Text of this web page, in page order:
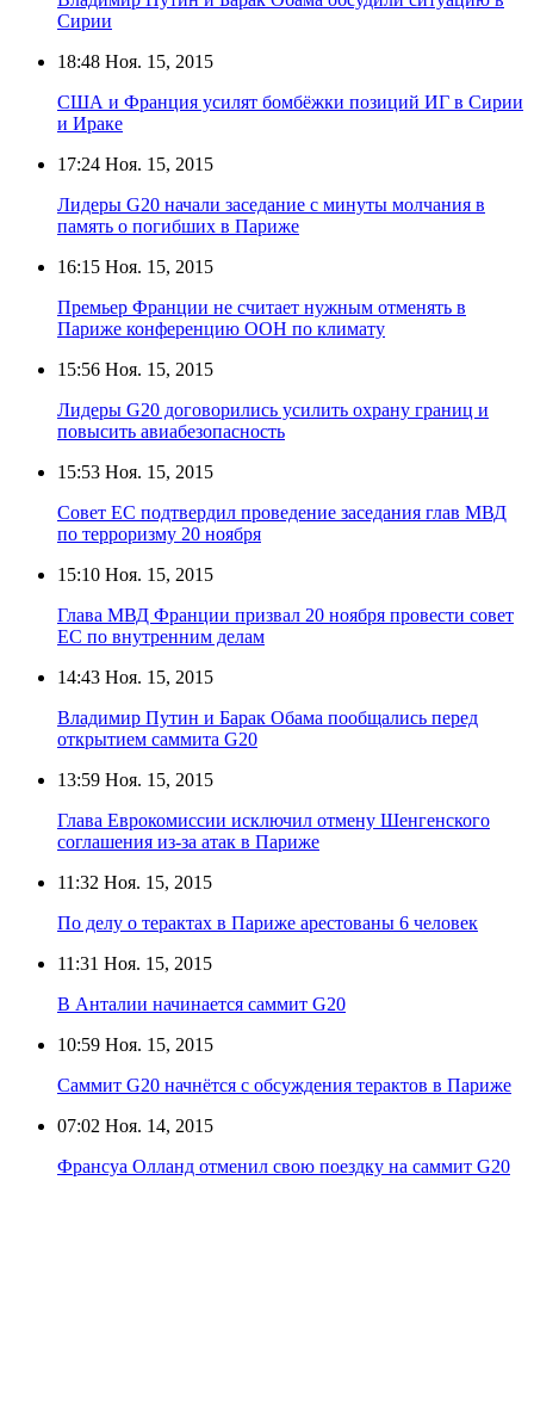
Сирии
18:48 Ноя. 15, 2015
США и Франция усилят бомбёжки позиций ИГ в Сирии
и Ираке
17:24 Ноя. 15, 2015
Лидеры G20 начали заседание с минуты молчания в
память о погибших в Париже
16:15 Ноя. 15, 2015
Премьер Франции не считает нужным отменять в
Париже конференцию ООН по климату
15:56 Ноя. 15, 2015
Лидеры G20 договорились усилить охрану границ и
повысить авиабезопасность
15:53 Ноя. 15, 2015
Совет ЕС подтвердил проведение заседания глав МВД
по терроризму 20 ноября
15:10 Ноя. 15, 2015
Глава МВД Франции призвал 20 ноября провести совет
ЕС по внутренним делам
14:43 Ноя. 15, 2015
Владимир Путин и Барак Обама пообщались перед
открытием саммита G20
13:59 Ноя. 15, 2015
Глава Еврокомиссии исключил отмену Шенгенского
соглашения из-за атак в Париже
11:32 Ноя. 15, 2015
По делу о терактах в Париже арестованы 6 человек
11:31 Ноя. 15, 2015
В Анталии начинается саммит G20
10:59 Ноя. 15, 2015
Саммит G20 начнётся с обсуждения терактов в Париже
07:02 Ноя. 14, 2015
Франсуа Олланд отменил свою поездку на саммит G20